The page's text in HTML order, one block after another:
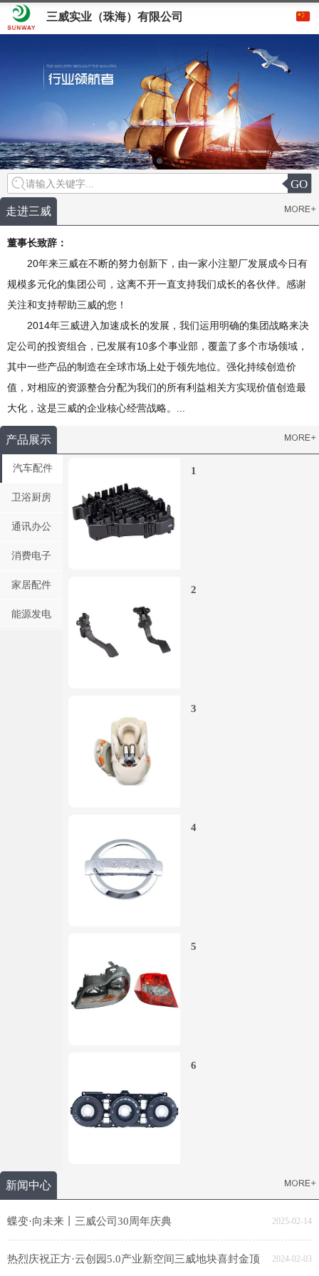
三威实业（珠海）有限公司
GO
请输入关键字...
走进三威
董事长致辞：
20年来三威在不断的努力创新下，由一家小注塑厂发展成今日有
规模多元化的集团公司，这离不开一直支持我们成长的各伙伴。感谢
关注和支持帮助三威的您！
2014年三威进入加速成长的发展，我们运用明确的集团战略来决
定公司的投资组合，已发展有10多个事业部，覆盖了多个市场领域，
其中一些产品的制造在全球市场上处于领先地位。强化持续创造价
值，对相应的资源整合分配为我们的所有利益相关方实现价值创造最
大化，这是三威的企业核心经营战略。...
产品展示
汽车配件
卫浴厨房
通讯办公
消费电子
家居配件
能源发电
1
2
3
4
5
6
新闻中心
蝶变·向未来丨三威公司30周年庆典 2025-02-14
热烈庆祝正方·云创园5.0产业新空间三威地块喜封金顶 2024-02-03